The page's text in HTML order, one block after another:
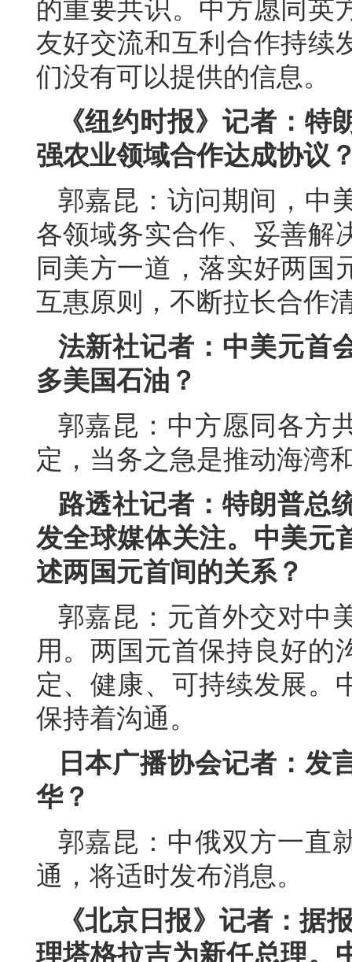
的重要共识。中方愿同英
友好交流和互利合作持续
们没有可以提供的信息。
《纽约时报》记者：
强农业领域合作达成协议
郭嘉昆：访问期间，中
各领域务实合作、妥善解
同美方一道，落实好两国
互惠原则，不断拉长合作
法新社记者：中美元首
多美国石油？
郭嘉昆：中方愿同各方
定，当务之急是推动海湾
路透社记者：特朗普总
发全球媒体关注。中美元
述两国元首间的关系？
郭嘉昆：元首外交对中
用。两国元首保持良好的
定、健康、可持续发展。
保持着沟通。
日本广播协会记者：发
华？
郭嘉昆：中俄双方一直
通，将适时发布消息。
《北京日报》记者：据
理塔格拉吉为新任总理。